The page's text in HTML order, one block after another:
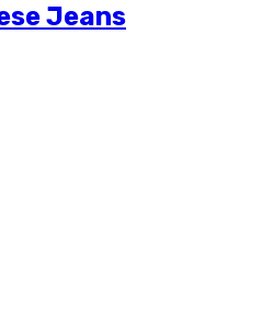
Jeans